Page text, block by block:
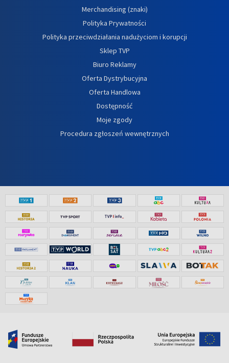
Merchandising (znaki)
Polityka Prywatności
Polityka przeciwdziałania nadużyciom i korupcji
Sklep TVP
Biuro Reklamy
Oferta Dystrybucyjna
Oferta Handlowa
Dostępność
Moje zgody
Procedura zgłoszeń wewnętrznych